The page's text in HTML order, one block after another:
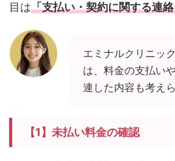
目は「支払い・契約に関する連
エミナルクリニッ
は、料金の支払い
連した内容も考えら
【1】未払い料金の確認